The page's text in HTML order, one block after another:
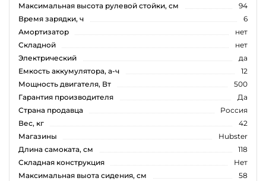
Максимальная высота рулевой стойки, см
94
Время зарядки, ч
6
Амортизатор
нет
Складной
нет
Электрический
да
Емкость аккумулятора, а-ч
12
Мощность двигателя, Вт
500
Гарантия производителя
Да
Страна продавца
Россия
Вес, кг
42
Магазины
Hubster
Длина самоката, см
118
Складная конструкция
Нет
Максимальная выота сидения, см
58